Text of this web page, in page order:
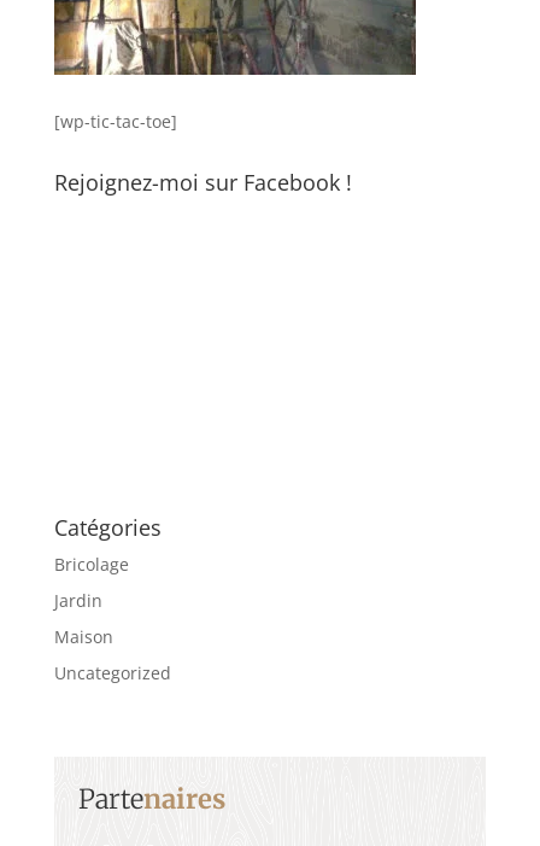
[wp-tic-tac-toe]
Rejoignez-moi sur Facebook !
Catégories
Bricolage
Jardin
Maison
Uncategorized
Partenaires